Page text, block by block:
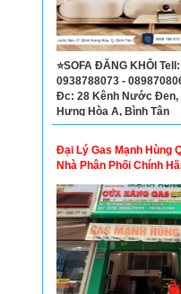
⭐SOFA ĐĂNG KHÔI Tell:
0938788073 -
Đc: 28 Kênh Nước Đen,
Hưng Hòa A, Bình Tân
Đại Lý Gas Mạnh Hùng
Nhà Phân Phối Chính